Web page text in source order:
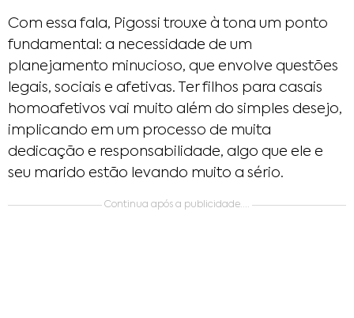
Com essa fala, Pigossi trouxe à tona um ponto
fundamental: a necessidade de um
planejamento minucioso, que envolve questões
legais, sociais e afetivas. Ter filhos para casais
homoafetivos vai muito além do simples desejo,
implicando em um processo de muita
dedicação e responsabilidade, algo que ele e
seu marido estão levando muito a sério.
Continua após a publicidade....